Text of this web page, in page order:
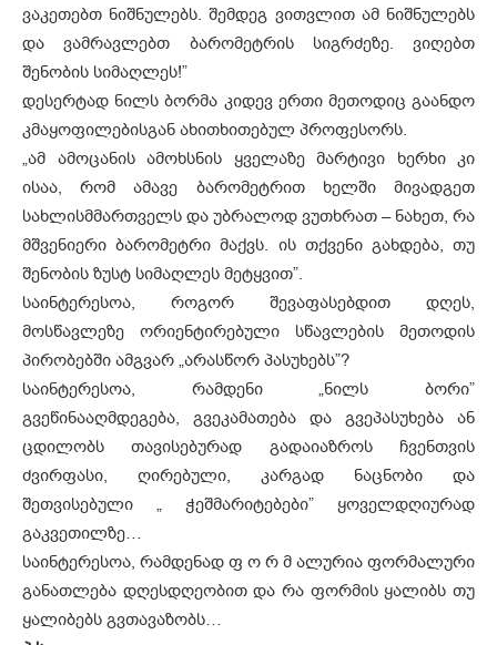
ვაკეთებთ ნიშნულებს. შემდეგ ვითვლით ამ ნიშნულებს
და ვამრავლებთ ბარომეტრის სიგრძეზე. ვიღებთ
შენობის სიმაღლეს!”
დესერტად ნილს ბორმა კიდევ ერთი მეთოდიც გაანდო
კმაყოფილებისგან ახითხითებულ პროფესორს.
„ამ ამოცანის ამოხსნის ყველაზე მარტივი ხერხი კი
ისაა, რომ ამავე ბარომეტრით ხელში მივადგეთ
სახლისმმართველს და უბრალოდ ვუთხრათ – ნახეთ, რა
მშვენიერი ბარომეტრი მაქვს. ის თქვენი გახდება, თუ
შენობის ზუსტ სიმაღლეს მეტყვით”.
საინტერესოა, როგორ შევაფასებდით დღეს,
მოსწავლეზე ორიენტირებული სწავლების მეთოდის
პირობებში ამგვარ „არასწორ პასუხებს”?
საინტერესოა, რამდენი „ნილს ბორი”
გვეწინააღმდეგება, გვეკამათება და გვეპასუხება ან
ცდილობს თავისებურად გადაიაზროს ჩვენთვის
ძვირფასი, ღირებული, კარგად ნაცნობი და
შეთვისებული „ ჭეშმარიტებები” ყოველდღიურად
გაკვეთილზე…
საინტერესოა, რამდენად ფ ო რ მ ალურია ფორმალური
განათლება დღესდღეობით და რა ფორმის ყალიბს თუ
ყალიბებს გვთავაზობს…